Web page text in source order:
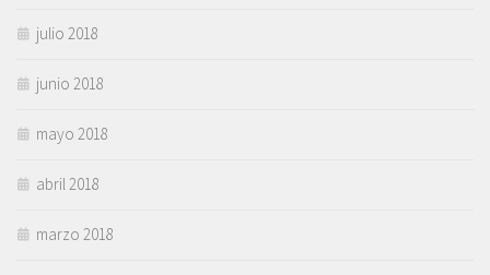
julio 2018
junio 2018
mayo 2018
abril 2018
marzo 2018